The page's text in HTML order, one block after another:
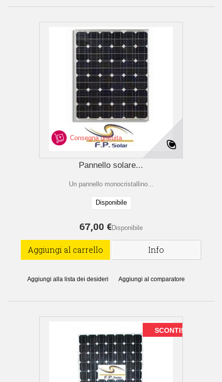
Consegna gratuita
Pannello solare...
Un pannello monocristallino...
Disponibile
67,00 €Disponibile
Aggiungi al carrello Info
Aggiungi alla lista dei desideri Aggiungi al comparatore
SCONTI!